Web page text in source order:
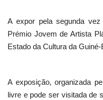
A expor pela segunda
Prémio Jovem de Artista
Estado da Cultura da
A exposição, organizada
livre e pode ser visitada de